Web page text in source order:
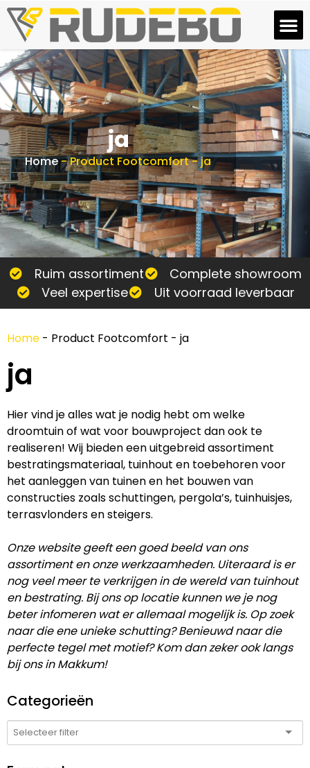
ja
Home-Product Footcomfort-ja
Ruim assortiment
Complete showroom
Veel expertise
Uit voorraad leverbaar
Home - Product Footcomfort - ja
ja
Hier vind je alles wat je nodig hebt om welke
droomtuin of wat voor bouwproject dan ook te
realiseren! Wij bieden een uitgebreid assortiment
bestratingsmateriaal, tuinhout en toebehoren voor
het aanleggen van tuinen en het bouwen van
constructies zoals schuttingen, pergola’s, tuinhuisjes,
terrasvlonders en steigers.
Onze website geeft een goed beeld van ons
assortiment en onze werkzaamheden. Uiteraard is er
nog veel meer te verkrijgen in de wereld van tuinhout
en bestrating. Bij ons op locatie kunnen we je nog
beter infomeren wat er allemaal mogelijk is. Op zoek
naar die ene unieke schutting? Benieuwd naar die
perfecte tegel met motief? Kom dan zeker ook langs
bij ons in Makkum!
Categorieën